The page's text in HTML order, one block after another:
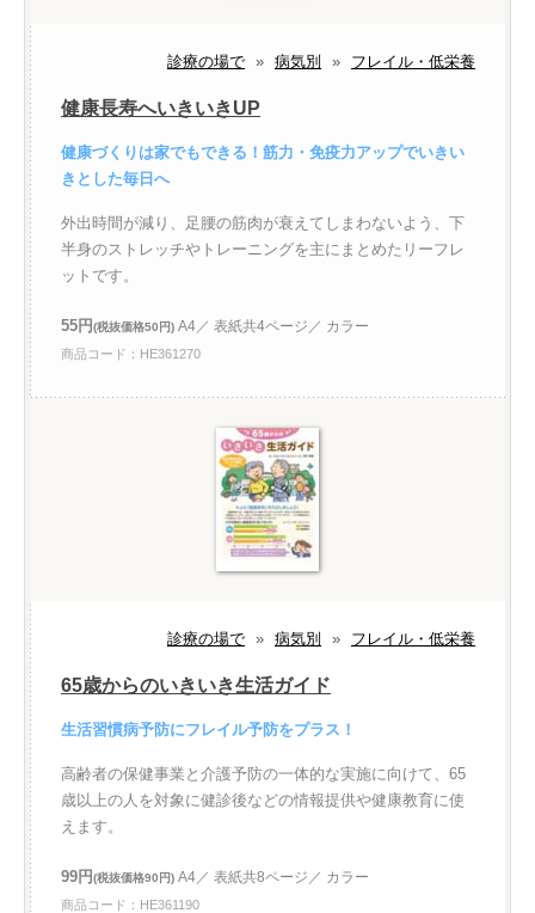
診療の場で » 病気別 » フレイル・低栄養
健康長寿へいきいきUP
健康づくりは家でもできる！筋力・免疫力アップでいきい
きとした毎日へ
外出時間が減り、足腰の筋肉が衰えてしまわないよう、下
半身のストレッチやトレーニングを主にまとめたリーフレ
ットです。
55円(税抜価格50円) A4／ 表紙共4ページ／ カラー
商品コード：HE361270
診療の場で » 病気別 » フレイル・低栄養
65歳からのいきいき生活ガイド
生活習慣病予防にフレイル予防をプラス！
高齢者の保健事業と介護予防の一体的な実施に向けて、65
歳以上の人を対象に健診後などの情報提供や健康教育に使
えます。
99円(税抜価格90円) A4／ 表紙共8ページ／ カラー
商品コード：HE361190